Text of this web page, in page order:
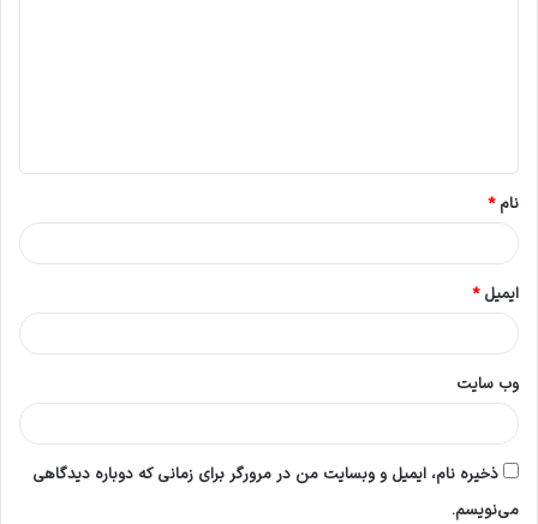
*
نام*
ایمیل*
وب‌ سایت
ذخیره نام، ایمیل و وبسایت من در مرورگر برای زمانی که دوباره دیدگاهی
می‌نویسم.